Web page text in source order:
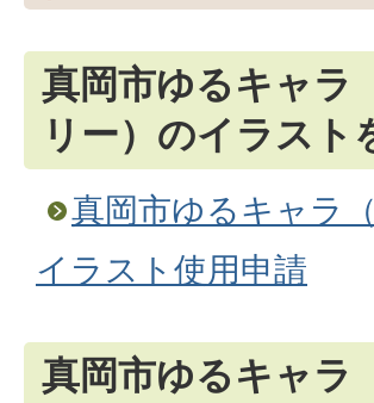
真岡市ゆるキャラ
リー）のイラスト
真岡市ゆるキャラ
イラスト使用申請
真岡市ゆるキャラ